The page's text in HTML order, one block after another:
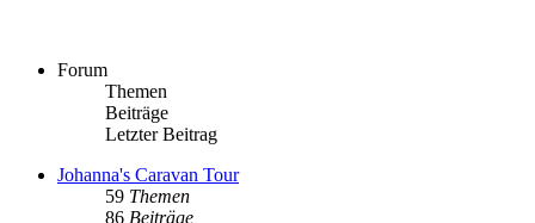
Forum
Themen
Beiträge
Letzter Beitrag
Johanna's Caravan Tour
59 Themen
86 Beiträge